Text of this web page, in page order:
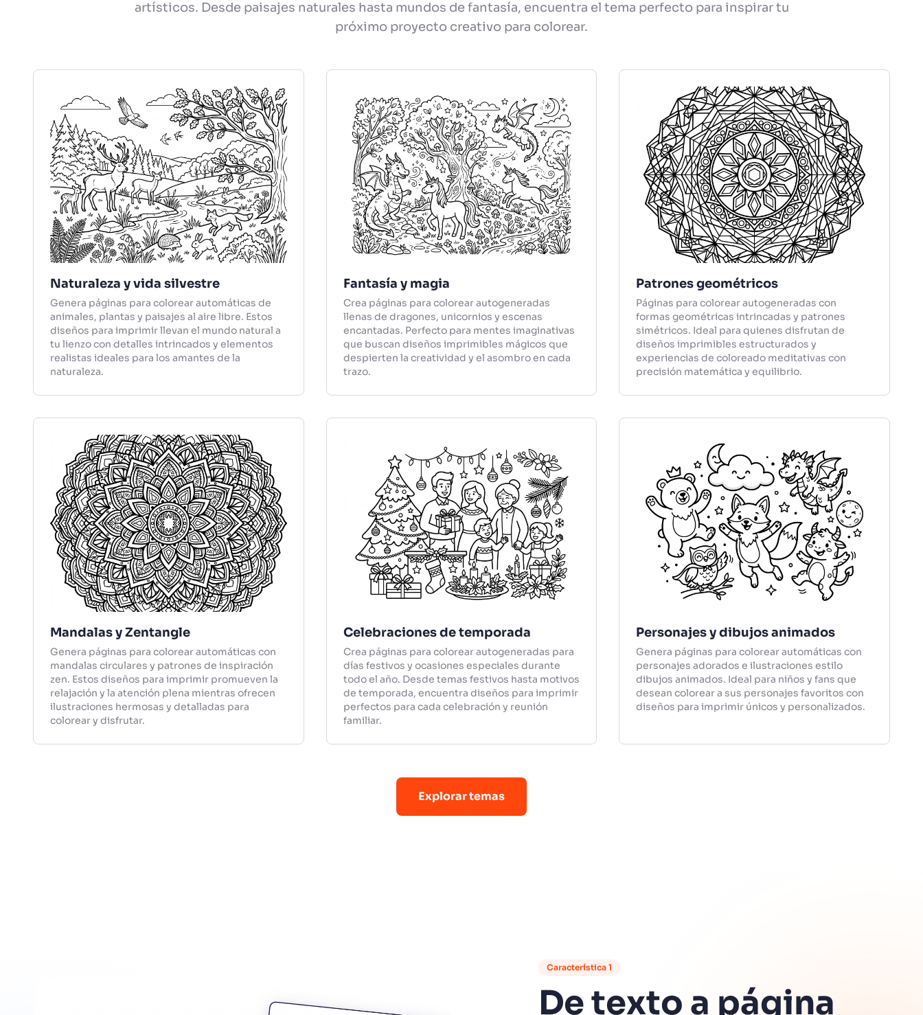
artísticos. Desde paisajes naturales hasta mundos de fantasía, encuentra el tema perfecto para inspirar tu
próximo proyecto creativo para colorear.
Naturaleza y vida silvestre
Genera páginas para colorear automáticas de
animales, plantas y paisajes al aire libre. Estos
diseños para imprimir llevan el mundo natural a
tu lienzo con detalles intrincados y elementos
realistas ideales para los amantes de la
naturaleza.
Fantasía y magia
Crea páginas para colorear autogeneradas
llenas de dragones, unicornios y escenas
encantadas. Perfecto para mentes imaginativas
que buscan diseños imprimibles mágicos que
despierten la creatividad y el asombro en cada
trazo.
Patrones geométricos
Páginas para colorear autogeneradas con
formas geométricas intrincadas y patrones
simétricos. Ideal para quienes disfrutan de
diseños imprimibles estructurados y
experiencias de coloreado meditativas con
precisión matemática y equilibrio.
Mandalas y Zentangle
Genera páginas para colorear automáticas con
mandalas circulares y patrones de inspiración
zen. Estos diseños para imprimir promueven la
relajación y la atención plena mientras ofrecen
ilustraciones hermosas y detalladas para
colorear y disfrutar.
Celebraciones de temporada
Crea páginas para colorear autogeneradas para
días festivos y ocasiones especiales durante
todo el año. Desde temas festivos hasta motivos
de temporada, encuentra diseños para imprimir
perfectos para cada celebración y reunión
familiar.
Personajes y dibujos animados
Genera páginas para colorear automáticas con
personajes adorados e ilustraciones estilo
dibujos animados. Ideal para niños y fans que
desean colorear a sus personajes favoritos con
diseños para imprimir únicos y personalizados.
Explorar temas
Característica 1
De texto a página